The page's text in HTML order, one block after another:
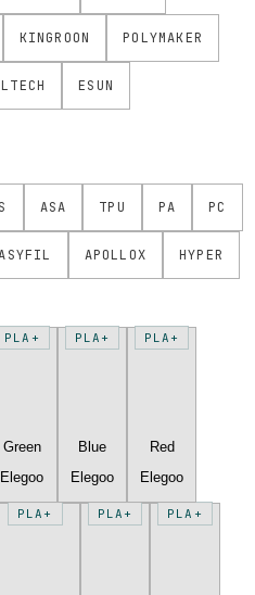
KINGROON POLYMAKER
ESUN
ASA TPU PA PC
APOLLOX HYPER
PLA+
Green
Elegoo
PLA+
Blue
Elegoo
PLA+
Red
Elegoo
PLA+ PLA+ PLA+